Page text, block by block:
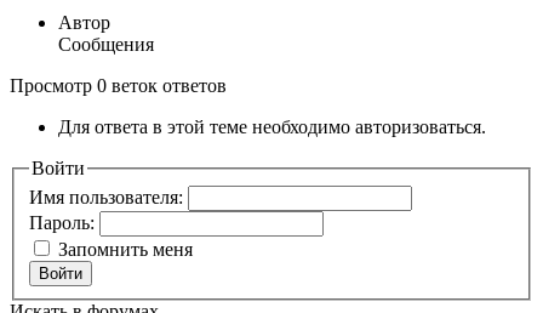
Автор
Сообщения
Просмотр 0 веток ответов
Для ответа в этой теме необходимо авторизоваться.
Войти
Имя пользователя:
Пароль:
Запомнить меня
Войти